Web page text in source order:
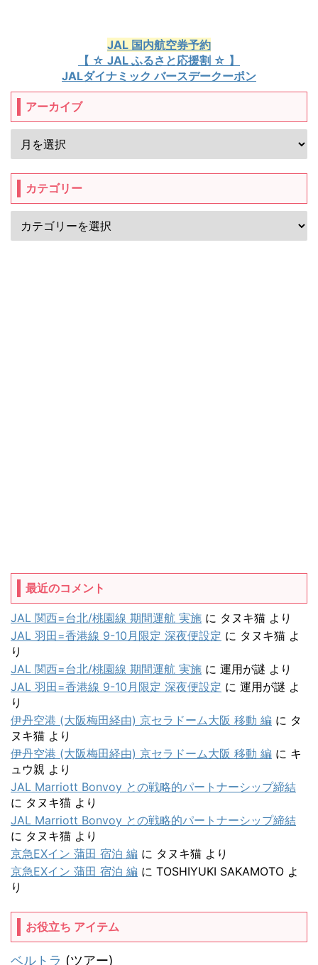
JAL 国内航空券予約
【 ☆ JAL ふるさと応援割 ☆ 】
JALダイナミック バースデークーポン
アーカイブ
カテゴリー
最近のコメント
JAL 関西=台北/桃園線 期間運航 実施 に タヌキ猫 より
JAL 羽田=香港線 9-10月限定 深夜便設定 に タヌキ猫 よ
り
JAL 関西=台北/桃園線 期間運航 実施 に 運用が謎 より
JAL 羽田=香港線 9-10月限定 深夜便設定 に 運用が謎 よ
り
伊丹空港 (大阪梅田経由) 京セラドーム大阪 移動 編 に タ
ヌキ猫 より
伊丹空港 (大阪梅田経由) 京セラドーム大阪 移動 編 に キ
ュウ親 より
JAL Marriott Bonvoy との戦略的パートナーシップ締結
に タヌキ猫 より
JAL Marriott Bonvoy との戦略的パートナーシップ締結
に タヌキ猫 より
京急EXイン 蒲田 宿泊 編 に タヌキ猫 より
京急EXイン 蒲田 宿泊 編 に TOSHIYUKI SAKAMOTO よ
り
お役立ち アイテム
ベルトラ (ツアー)